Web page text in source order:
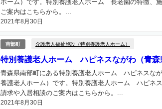
2021年8月30日
ホーム）です。特別養護老人ホーム 長老園の特徴、
ご案内はこちらから。...
南部町 介護老人福祉施設（特別養護老人ホーム）
特別養護老人ホーム ハピネスながわ（青森
2021年8月30日
青森県南部町にある特別養護老人ホーム ハピネスな
養護老人ホーム）です。特別養護老人ホーム ハピネ
請求や入居相談のご案内はこちらから。...